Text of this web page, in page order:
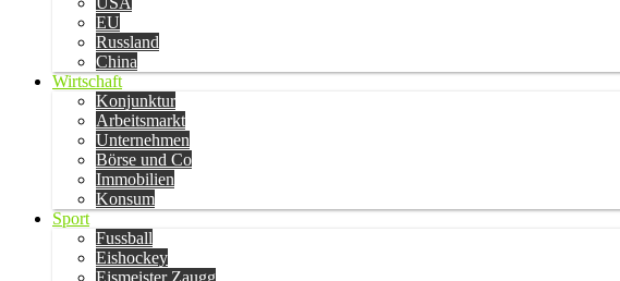
EU
Russland
China
Wirtschaft
Konjunktur
Arbeitsmarkt
Unternehmen
Börse und Co
Immobilien
Konsum
Sport
Fussball
Eishockey
Eismeister Zaugg